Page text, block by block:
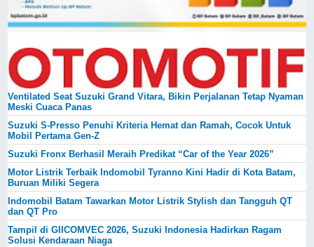
Ventilated Seat Suzuki Grand Vitara, Bikin Perjalanan Tetap Nyaman
Meski Cuaca Panas
Suzuki S-Presso Penuhi Kriteria Hemat dan Ramah, Cocok Untuk
Mobil Pertama Gen-Z
Suzuki Fronx Berhasil Meraih Predikat “Car of the Year 2026”
Motor Listrik Terbaik Indomobil Tyranno Kini Hadir di Kota Batam,
Buruan Miliki Segera
Indomobil Batam Tawarkan Motor Listrik Stylish dan Tangguh QT
dan QT Pro
Tampil di GIICOMVEC 2026, Suzuki Indonesia Hadirkan Ragam
Solusi Kendaraan Niaga